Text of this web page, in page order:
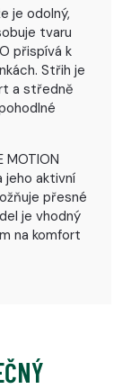
je odolný,
tvaru
přispívá k
Střih je
a středně
MOTION
jeho aktivní
přesné
je vhodný
na komfort